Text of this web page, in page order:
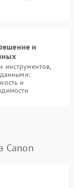
и
инструментов,
данными:
и
Canon